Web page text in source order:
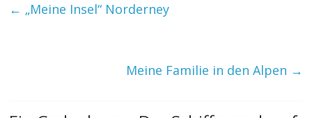
← „Meine Insel“ Norderney
Meine Familie in den Alpen →